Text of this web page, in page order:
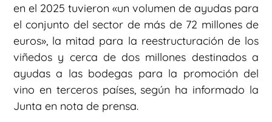
en el 2025 tuvieron «un volumen de ayudas para
el conjunto del sector de más de 72 millones de
euros», la mitad para la reestructuración de los
viñedos y cerca de dos millones destinados a
ayudas a las bodegas para la promoción del
vino en terceros países, según ha informado la
Junta en nota de prensa.